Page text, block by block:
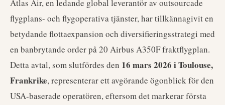
Atlas Air, en ledande global leverantör av outsourcade
flygplans- och flygoperativa tjänster, har tillkännagivit en
betydande flottaexpansion och diversifieringsstrategi med
en banbrytande order på 20 Airbus A350F fraktflygplan.
Detta avtal, som slutfördes den 16 mars 2026 i Toulouse,
Frankrike, representerar ett avgörande ögonblick för den
USA-baserade operatören, eftersom det markerar första